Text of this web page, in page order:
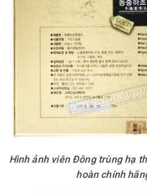
Hình ảnh viên Đông trùng hạ
hoàn chính